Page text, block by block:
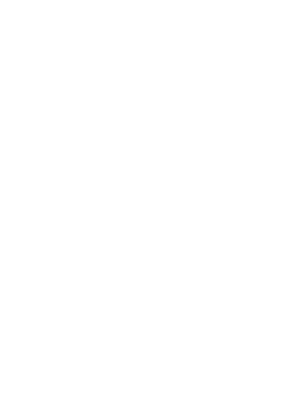
StVZO beantragen
Mähdrescher)